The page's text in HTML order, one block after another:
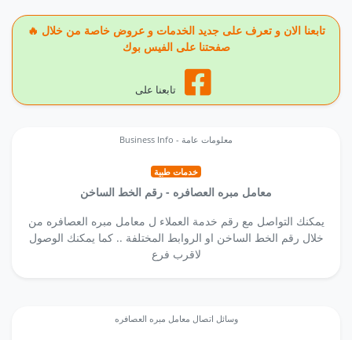
🔥 تابعنا الان و تعرف على جديد الخدمات و عروض خاصة من خلال
صفحتنا على الفيس بوك
تابعنا على
Business Info - معلومات عامة
خدمات طبية
معامل مبره العصافره - رقم الخط الساخن
يمكنك التواصل مع رقم خدمة العملاء ل معامل مبره العصافره من
خلال رقم الخط الساخن او الروابط المختلفة .. كما يمكنك الوصول
لاقرب فرع
وسائل اتصال معامل مبره العصافره